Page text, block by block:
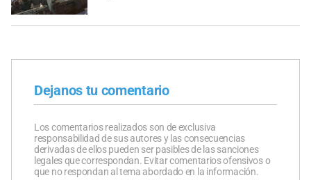
Dejanos tu comentario
Los comentarios realizados son de exclusiva
responsabilidad de sus autores y las consecuencias
derivadas de ellos pueden ser pasibles de las sanciones
legales que correspondan. Evitar comentarios ofensivos o
que no respondan al tema abordado en la información.